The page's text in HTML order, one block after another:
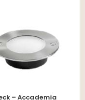
– Accademia